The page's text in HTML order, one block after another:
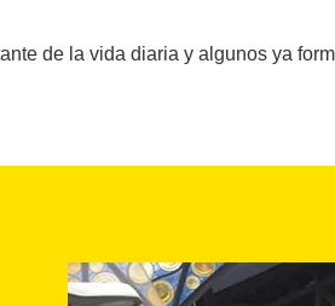
de la vida diaria y algunos ya